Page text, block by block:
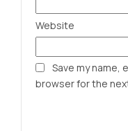
Website
Save my name,
browser for the